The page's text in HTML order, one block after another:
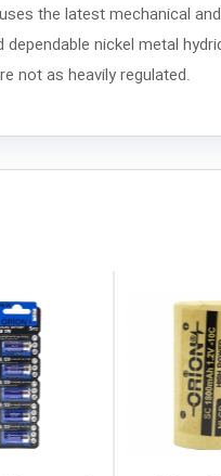
the latest mechanical
nickel metal
not as heavily regulated.